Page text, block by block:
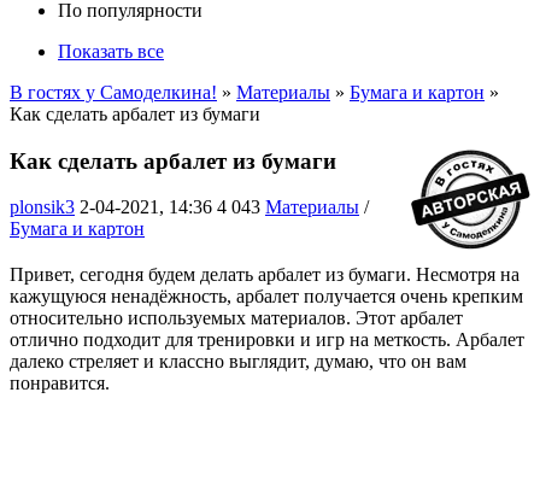
По популярности
Показать все
В гостях у Самоделкина! » Материалы » Бумага и картон »
Как сделать арбалет из бумаги
Как сделать арбалет из бумаги
plonsik3 2-04-2021, 14:36 4 043 Материалы /
Бумага и картон
Привет, сегодня будем делать арбалет из бумаги. Несмотря на
кажущуюся ненадёжность, арбалет получается очень крепким
относительно используемых материалов. Этот арбалет
отлично подходит для тренировки и игр на меткость. Арбалет
далеко стреляет и классно выглядит, думаю, что он вам
понравится.